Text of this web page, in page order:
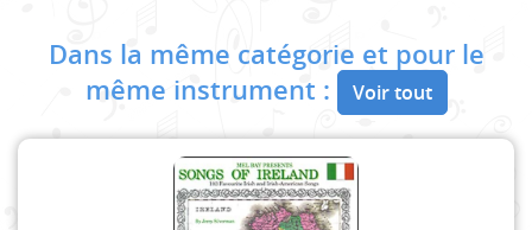
Dans la même catégorie et pour le
même instrument :
Voir tout